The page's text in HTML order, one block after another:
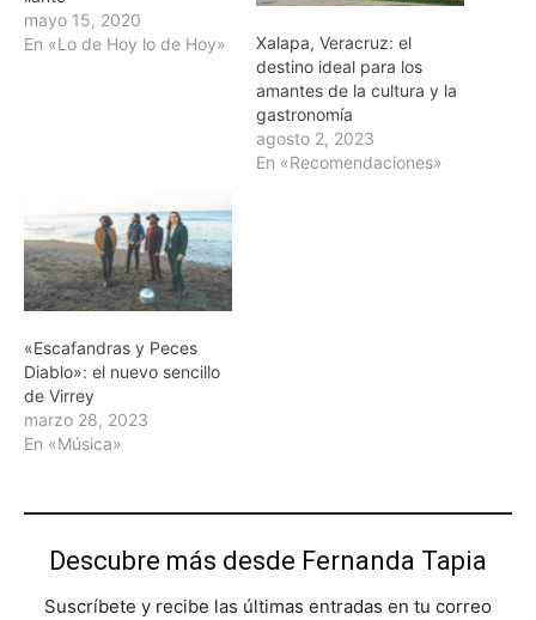
mayo 15, 2020
En «Lo de Hoy lo de Hoy»
Xalapa, Veracruz: el
destino ideal para los
amantes de la cultura y la
gastronomía
agosto 2, 2023
En «Recomendaciones»
«Escafandras y Peces
Diablo»: el nuevo sencillo
de Virrey
marzo 28, 2023
En «Música»
Descubre más desde Fernanda Tapia
Suscríbete y recibe las últimas entradas en tu correo